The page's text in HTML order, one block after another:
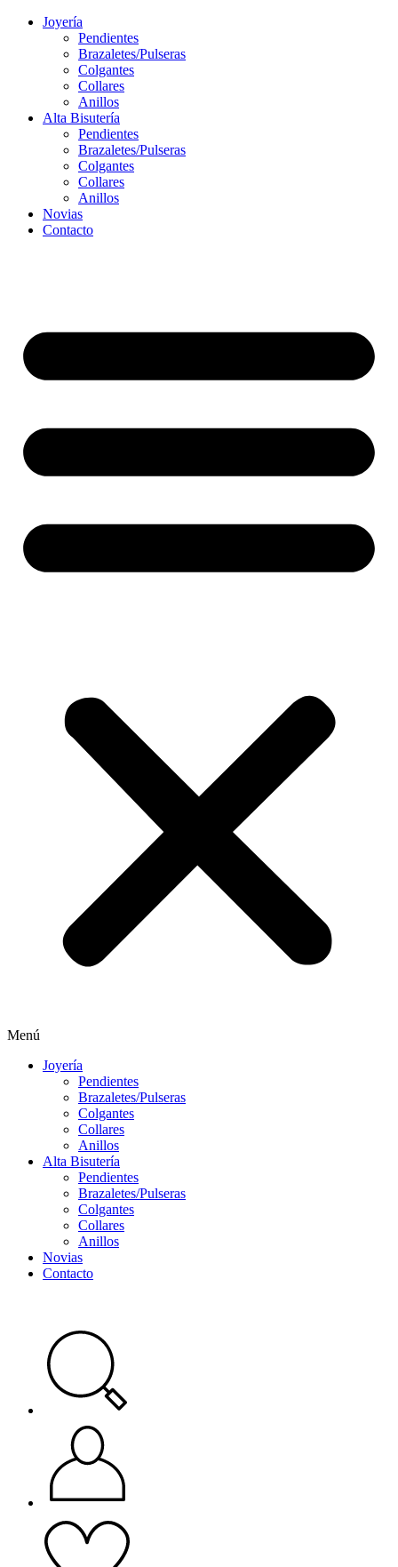
Joyería
Pendientes
Brazaletes/Pulseras
Colgantes
Collares
Anillos
Alta Bisutería
Pendientes
Brazaletes/Pulseras
Colgantes
Collares
Anillos
Novias
Contacto
Menú
Joyería
Pendientes
Brazaletes/Pulseras
Colgantes
Collares
Anillos
Alta Bisutería
Pendientes
Brazaletes/Pulseras
Colgantes
Collares
Anillos
Novias
Contacto